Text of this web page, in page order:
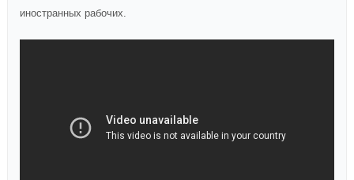
иностранных рабочих.